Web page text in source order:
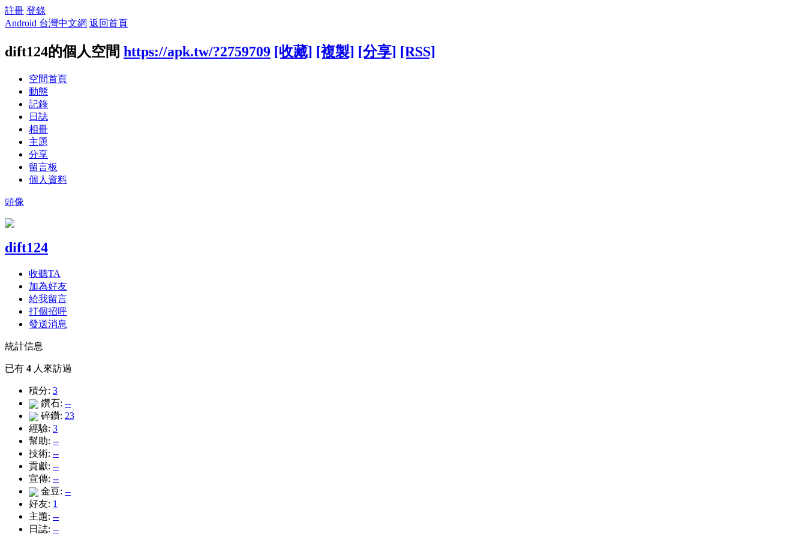
註冊 登錄
Android 台灣中文網 返回首頁
dift124的個人空間 https://apk.tw/?2759709 [收藏] [複製] [分享] [RSS]
空間首頁
動態
記錄
日誌
相冊
主題
分享
留言板
個人資料
頭像
dift124
收聽TA
加為好友
給我留言
打個招呼
發送消息
統計信息
已有 4 人來訪過
積分: 3
鑽石: --
碎鑽: 23
經驗: 3
幫助: --
技術: --
貢獻: --
宣傳: --
金豆: --
好友: 1
主題: --
日誌: --